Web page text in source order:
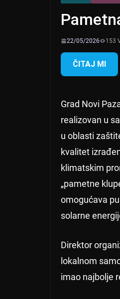
22/05/2026 153
ČITAJ MI
Grad Novi
realizovan u
u oblasti
kvalitet
klimatskim
„pametne
omogućava
solarne
Direktor
lokalnom
imao najbolje